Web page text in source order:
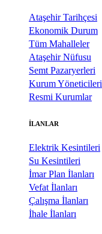
Ataşehir Tarihçesi
Ekonomik Durum
Tüm Mahalleler
Ataşehir Nüfusu
Semt Pazaryerleri
Kurum Yöneticileri
Resmi Kurumlar
İLANLAR
Elektrik Kesintileri
Su Kesintileri
İmar Plan İlanları
Vefat İlanları
Çalışma İlanları
İhale İlanları